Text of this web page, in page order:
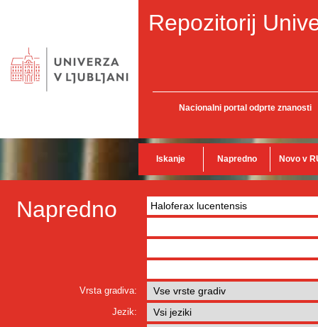
Repozitorij
Nacionalni portal odprte znanosti
Iskanje Napredno Novo v
Napredno
Vrsta gradiva:
Jezik: